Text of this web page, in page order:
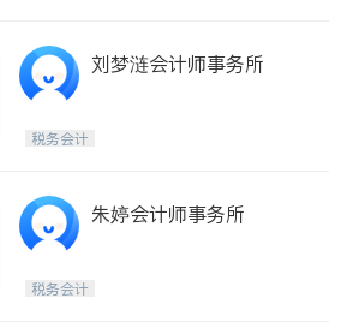
刘梦涟会计师事务所
税务会计
朱婷会计师事务所
税务会计